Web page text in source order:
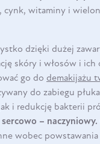
cynk, witaminy i
dzięki dużej
skóry i włosów i
go do demakijażu
do zabiegu
i redukcję bakterii
– naczyniowy.
wobec powstawania